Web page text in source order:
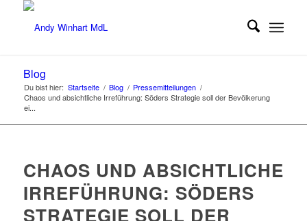
Blog
Du bist hier: Startseite / Blog / Pressemitteilungen /
Chaos und absichtliche Irreführung: Söders Strategie soll der Bevölkerung
ei...
CHAOS UND ABSICHTLICHE
IRREFÜHRUNG: SÖDERS
STRATEGIE SOLL DER